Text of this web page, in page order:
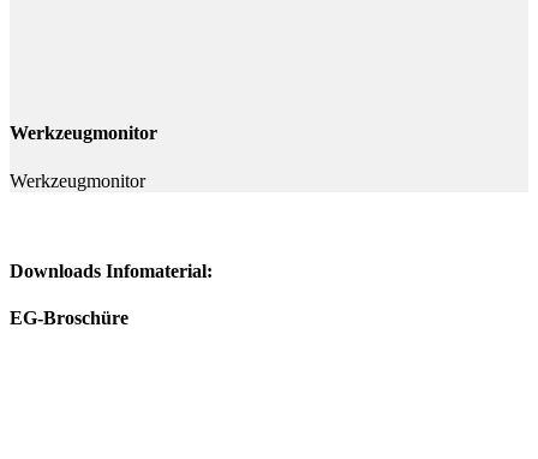
Werkzeugmonitor
Werkzeugmonitor
Downloads Infomaterial:
EG-Broschüre